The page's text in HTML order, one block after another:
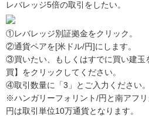
レバレッジ5倍の取引をしたい。
①レバレッジ別証拠金をクリック。
②通貨ペアを[米ドル/円]にします。
③買いたい、もしくはすでに買い建玉
買】をクリックしてください。
④取引数量に「3」とご入力ください。
※ハンガリーフォリント/円と南アフ
円は取引単位10万通貨となります。